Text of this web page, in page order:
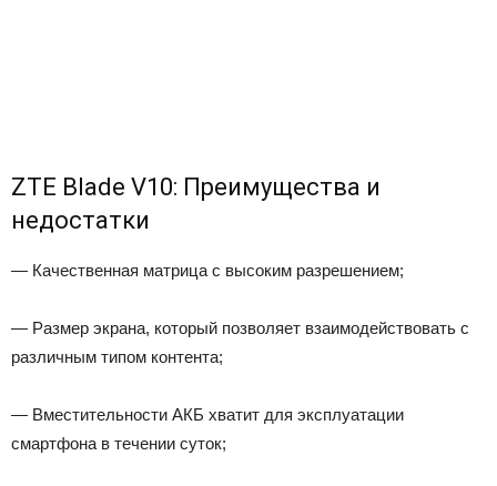
ZTE Blade V10: Преимущества и
недостатки
— Качественная матрица с высоким разрешением;
— Размер экрана, который позволяет взаимодействовать с
различным типом контента;
— Вместительности АКБ хватит для эксплуатации
смартфона в течении суток;